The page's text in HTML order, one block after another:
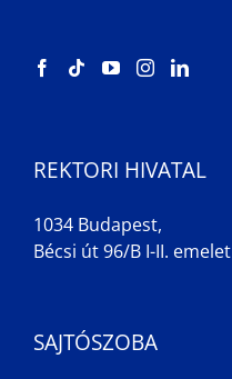
REKTORI HIVATAL
1034 Budapest,
Bécsi út 96/B I-II. emelet
SAJTÓSZOBA